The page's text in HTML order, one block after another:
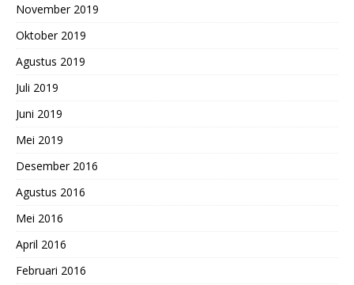
November 2019
Oktober 2019
Agustus 2019
Juli 2019
Juni 2019
Mei 2019
Desember 2016
Agustus 2016
Mei 2016
April 2016
Februari 2016